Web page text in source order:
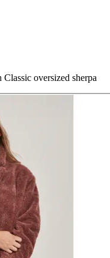
oversized sherpa